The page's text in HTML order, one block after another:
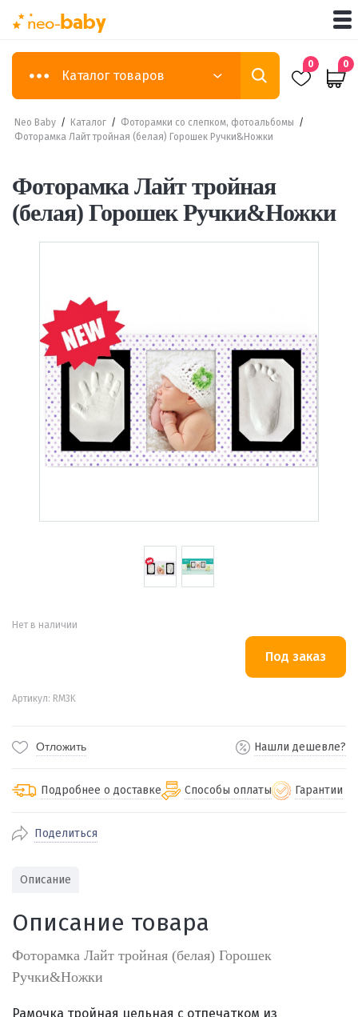
Каталог товаров
0 0
Neo Baby / Каталог / Фоторамки со слепком, фотоальбомы /
Фоторамка Лайт тройная (белая) Горошек Ручки&Ножки
Фоторамка Лайт тройная
(белая) Горошек Ручки&Ножки
Нет в наличии
Артикул: RM3K
Отложить Нашли дешевле?
Подробнее о доставке
По Екатеринбургу бесплатная
Отправляем во все регионы России
службами Пэк, Кит, Луч, Сдэк, Озон
доставка, Почта РФ или любой другой
транспортной компанией на Ваш выбор
Способы оплаты
Через СБП при получении (для
Екатеринбурга и близлежащих
городов)
Онлайн через СБП
Гарантии
Поделиться
Описание
Описание товара
Фоторамка Лайт тройная (белая) Горошек
Ручки&Ножки
Рамочка тройная цельная с отпечатком из